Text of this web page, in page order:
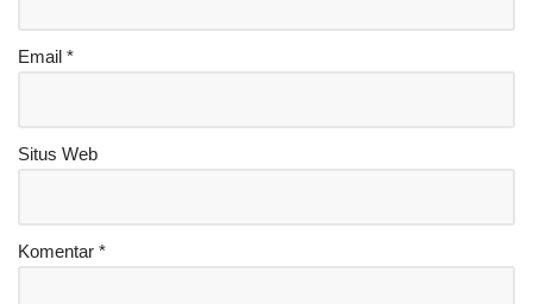
Email *
Situs Web
Komentar *